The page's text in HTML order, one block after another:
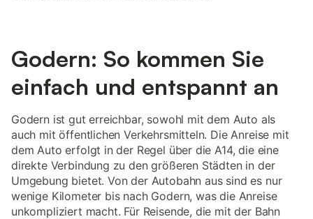
Godern: So kommen Sie
einfach und entspannt an
Godern ist gut erreichbar, sowohl mit dem Auto als
auch mit öffentlichen Verkehrsmitteln. Die Anreise mit
dem Auto erfolgt in der Regel über die A14, die eine
direkte Verbindung zu den größeren Städten in der
Umgebung bietet. Von der Autobahn aus sind es nur
wenige Kilometer bis nach Godern, was die Anreise
unkompliziert macht. Für Reisende, die mit der Bahn